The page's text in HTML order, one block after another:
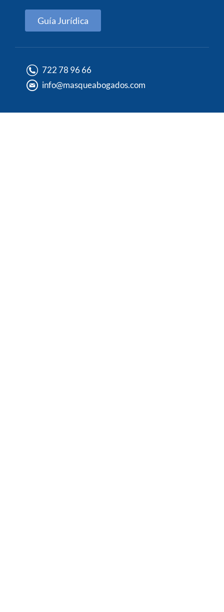
Guía Jurídica
722 78 96 66
info@masqueabogados.com